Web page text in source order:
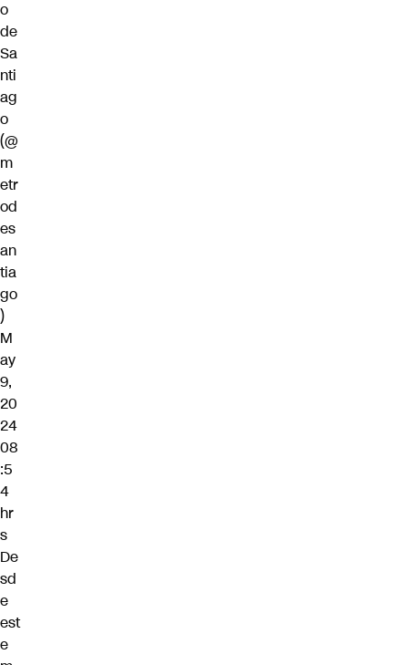
o
de
Sa
nti
ag
o
(@
m
etr
od
es
an
tia
go
)
M
ay
9,
20
24
08
:5
4
hr
s
De
sd
e
est
e